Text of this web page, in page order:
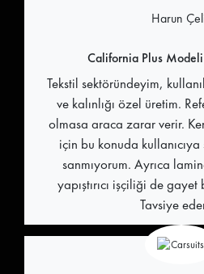
Harun
California Plus
Tekstil sektöründeyim,
ve kalınlığı özel üretim.
olmasa araca zarar verir.
için bu konuda kullanıcıya
sanmıyorum. Ayrıca
yapıştırıcı işçiliği de
Tavsiye